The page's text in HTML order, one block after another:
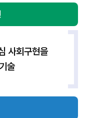
사회구현을
술